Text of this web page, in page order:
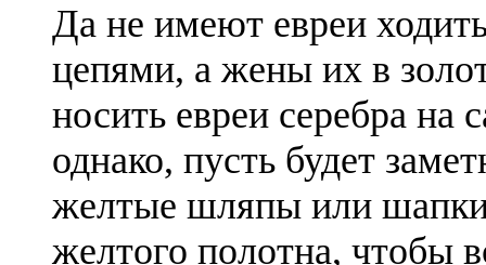
Да не имеют евреи
цепями, а жены их в
носить евреи серебра
однако, пусть будет
желтые шляпы или
желтого полотна, чтобы